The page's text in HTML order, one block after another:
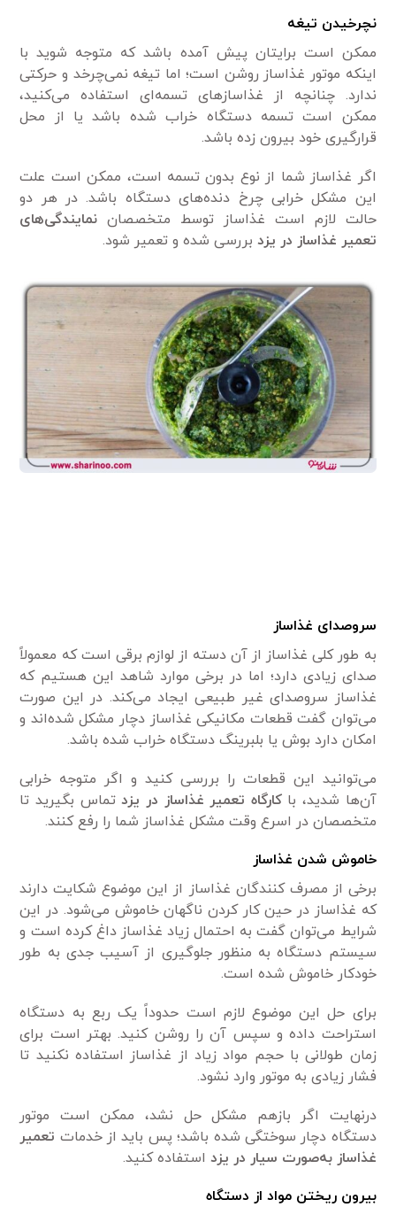
نچرخیدن تیغه
ممکن است برایتان پیش آمده باشد که متوجه شوید با
اینکه موتور غذاساز روشن است؛ اما تیغه نمی‌چرخد و حرکتی
ندارد. چنانچه از غذاساز‌های تسمه‌ای استفاده می‌کنید،
ممکن است تسمه دستگاه خراب شده باشد یا از محل
قرارگیری خود بیرون زده باشد.
اگر غذاساز شما از نوع بدون تسمه است، ممکن است علت
این مشکل خرابی چرخ دنده‌های دستگاه باشد. در هر دو
حالت لازم است غذاساز توسط متخصصان نمایندگی‌های
تعمیر غذاساز در یزد بررسی شده و تعمیر شود.
سروصدای غذاساز
به طور کلی غذاساز از آن دسته از لوازم برقی است که معمولاً
صدای زیادی دارد؛ اما در برخی موارد شاهد این هستیم که
غذاساز سروصدای غیر طبیعی ایجاد می‌کند. در این صورت
می‌توان گفت قطعات مکانیکی غذاساز دچار مشکل شده‌اند و
امکان دارد بوش یا بلبرینگ دستگاه خراب شده باشد.
می‌توانید این قطعات را بررسی کنید و اگر متوجه خرابی
آن‌ها شدید، باکارگاه تعمیر غذاساز در یزد تماس بگیرید تا
متخصصان در اسرع وقت مشکل غذاساز شما را رفع کنند.
خاموش شدن غذاساز
برخی از مصرف کنندگان غذاساز از این موضوع شکایت دارند
که غذاساز در حین کار کردن ناگهان خاموش می‌شود. در این
شرایط می‌توان گفت به احتمال زیاد غذاساز داغ کرده است و
سیستم دستگاه به منظور جلوگیری از آسیب جدی به طور
خودکار خاموش شده است.
برای حل این موضوع لازم است حدوداً یک ربع به دستگاه
استراحت داده و سپس آن را روشن کنید. بهتر است برای
زمان طولانی با حجم مواد زیاد از غذاساز استفاده نکنید تا
فشار زیادی به موتور وارد نشود.
درنهایت اگر بازهم مشکل حل نشد، ممکن است موتور
دستگاه دچار سوختگی شده باشد؛ پس باید از خدمات تعمیر
غذاساز به‌صورت سیار در یزد استفاده کنید.
بیرون ریختن مواد از دستگاه